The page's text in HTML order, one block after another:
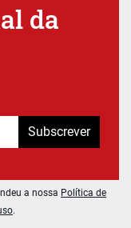
da
Subscrever
a nossa Política de
.